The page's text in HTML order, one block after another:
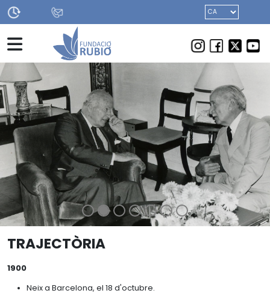
d'agost
tancada tots els dissabtes
ACTIVITATS
COVA BINIADRÍS
GALA DANSA
FIRA DE LA CIÈNCIA I DE LA TÈCNICA
BEQUES
Memòries
BIBLIOTECA
TRAJECTÒRIA
1900
Neix a Barcelona, el 18 d'octubre.